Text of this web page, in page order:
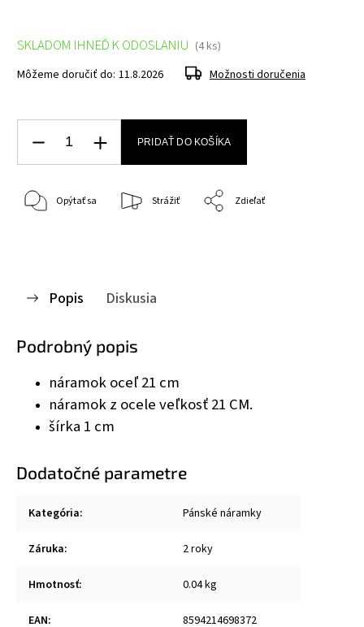
SKLADOM IHNEĎ K ODOSLANIU (4 ks)
Môžeme doručiť do: 11.8.2026 Možnosti doručenia
PRIDAŤ DO KOŠÍKA
Opýtať sa Strážiť Zdieľať
Popis Diskusia
Podrobný popis
náramok oceľ 21 cm
náramok z ocele veľkosť 21 CM.
šírka 1 cm
Dodatočné parametre
Kategória: Pánské náramky
Záruka: 2 roky
Hmotnosť: 0.04 kg
EAN: 8594214698372